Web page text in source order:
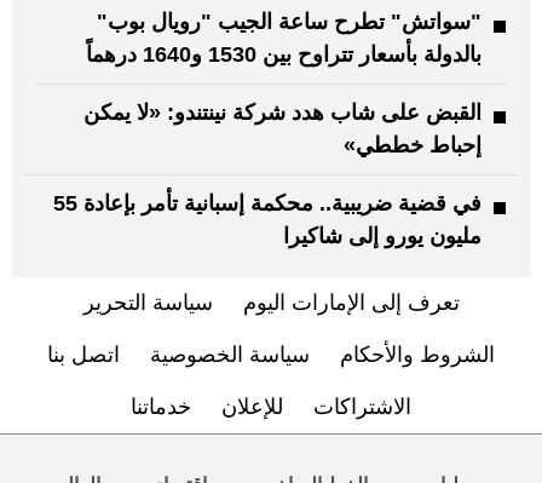
"سواتش" تطرح ساعة الجيب "رويال بوب"
بالدولة بأسعار تتراوح بين 1530 و1640 درهماً
القبض على شاب هدد شركة نينتندو: «لا يمكن
إحباط خططي»
في قضية ضريبية.. محكمة إسبانية تأمر بإعادة 55
مليون يورو إلى شاكيرا
تعرف إلى الإمارات اليوم سياسة التحرير
الشروط والأحكام سياسة الخصوصية اتصل بنا
الاشتراكات للإعلان خدماتنا